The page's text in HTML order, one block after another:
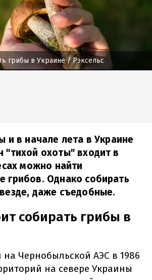
грибы в Украине/ Рэксельс
и в начале лета в Украине
"тихой охоты" входит в
можно найти
грибов. Однако собирать
даже съедобные.
собирать грибы в
на Чернобыльской АЭС в 1986
на севере Украины